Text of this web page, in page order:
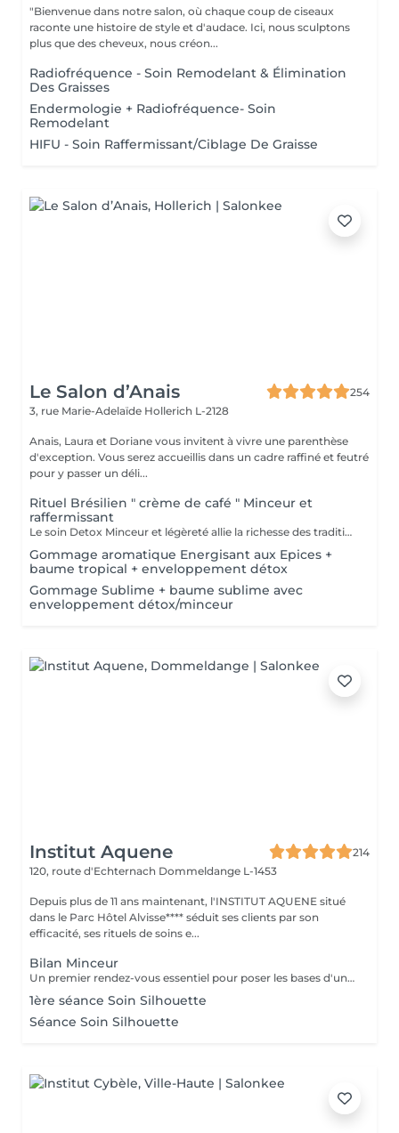
"Bienvenue dans notre salon, où chaque coup de ciseaux
raconte une histoire de style et d'audace. Ici, nous sculptons
plus que des cheveux, nous créon...
Radiofréquence - Soin Remodelant & Élimination
Des Graisses
Endermologie + Radiofréquence- Soin
Remodelant
HIFU - Soin Raffermissant/Ciblage De Graisse
Le Salon d’Anais
254
3, rue Marie-Adelaïde Hollerich L-2128
Anais, Laura et Doriane vous invitent à vivre une parenthèse
d'exception. Vous serez accueillis dans un cadre raffiné et feutré
pour y passer un déli...
Rituel Brésilien " crème de café " Minceur et
raffermissant
Le soin Detox Minceur et légèreté allie la richesse des traditions et pharmacopées brésiliennes et indiennes. Les mouvements vont, de façon alternatives, oxygéner et les drainer les tissus afin de raffermir et detoxifier le corps et le mental. Ce soin est pratiqué avec la Crème de Café Minceur, l'Huile Ayurvédique et un enveloppement personnalisé. * Possibilité de faire un abonnement 5+ 1 offert
Gommage aromatique Energisant aux Epices +
baume tropical + enveloppement détox
Gommage Sublime + baume sublime avec
enveloppement détox/minceur
Institut Aquene
214
120, route d'Echternach Dommeldange L-1453
Depuis plus de 11 ans maintenant, l'INSTITUT AQUENE situé
dans le Parc Hôtel Alvisse**** séduit ses clients par son
efficacité, ses rituels de soins e...
Bilan Minceur
Un premier rendez-vous essentiel pour poser les bases d'un accompagnement efficace et personnalisé. Lors de ce bilan, nous analysons votre morphologie, vos habitudes, votre hygiène de vie et vos objectifs. Cela nous permet de comprendre les causes profondes de vos difficultés et de définir ensemble un programme adapté : soins, fréquence, conseils, cosmétique, hygiène de vie. Objectif : construire un plan minceur global, réaliste et efficace, en lien avec votre corps et vos besoins.
1ère séance Soin Silhouette
Séance Soin Silhouette